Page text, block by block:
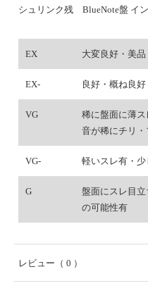
シュリンク残 BlueNote盤 イ
EX 大変良好・美品
EX- 良好・概ね良好
VG
稀に盤面に薄
音が稀にチリ
VG- 軽いスレ有・
G
盤面にスレ目
の可能性有
レビュー （ 0 ）